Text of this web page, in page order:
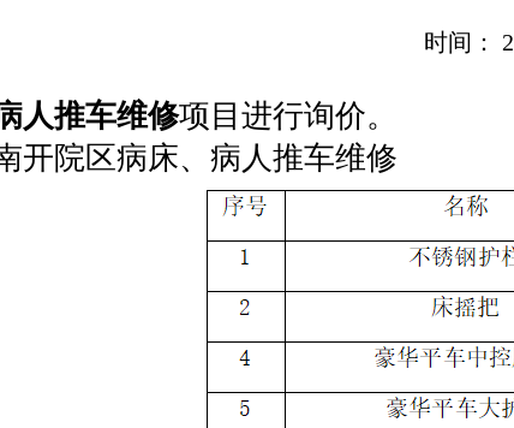
技术动
助产护理
时间：
人推车维修项目进行询价。
开院区病床、病人推车维修